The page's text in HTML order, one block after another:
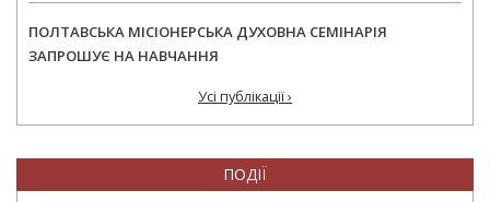
ПОЛТАВСЬКА МІСІОНЕРСЬКА ДУХОВНА СЕМІНАРІЯ
ЗАПРОШУЄ НА НАВЧАННЯ
Усі публікації ›
ПОДІЇ